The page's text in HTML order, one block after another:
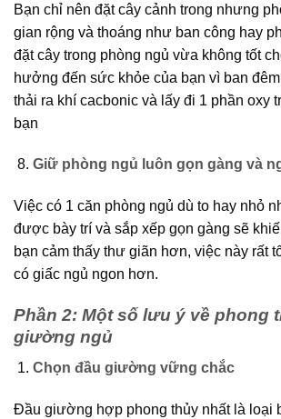
Bạn chỉ nên đặt cây cảnh trong nhưng
gian rộng và thoáng như ban công hay
đặt cây trong phòng ngủ vừa không tốt
hưởng đến sức khỏe của bạn vì ban
thải ra khí cacbonic và lấy đi 1 phần oxy
bạn
Giữ phòng ngủ luôn gọn gàng và
Việc có 1 căn phòng ngủ dù to hay nhỏ
được bày trí và sắp xếp gọn gàng sẽ
bạn cảm thấy thư giãn hơn, việc này rất
có giấc ngủ ngon hơn.
Phần 2: Một số lưu ý về phong
giường ngủ
Chọn đầu giường vững chắc
Đầu giường hợp phong thủy nhất là loại